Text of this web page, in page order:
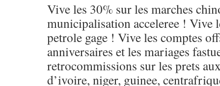
Vive les 30% sur les marches
municipalisation acceleree ! Vive
petrole gage ! Vive les comptes
anniversaires et les mariages
retrocommissions sur les prets
d’ivoire, niger, guinee,